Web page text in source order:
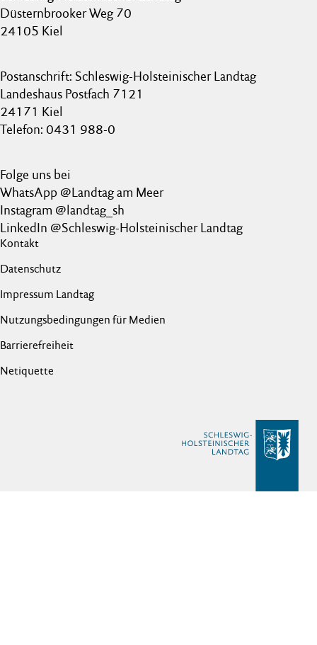
Düsternbrooker Weg 70
24105 Kiel
Postanschrift: Schleswig-Holsteinischer Landtag
Landeshaus Postfach 7121
24171 Kiel
Telefon: 0431 988-0
Folge uns bei
WhatsApp @Landtag am Meer
Instagram @landtag_sh
LinkedIn @Schleswig-Holsteinischer Landtag
Kontakt
Datenschutz
Impressum Landtag
Nutzungsbedingungen für Medien
Barrierefreiheit
Netiquette